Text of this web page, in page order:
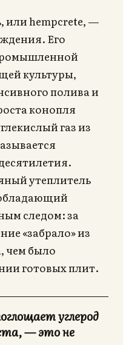
или hempcrete, —
Его
культуры,
полива и
конопля
газ из
утеплитель
следом: за
«забрало» из
чем было
готовых плит.
углерод
— это не